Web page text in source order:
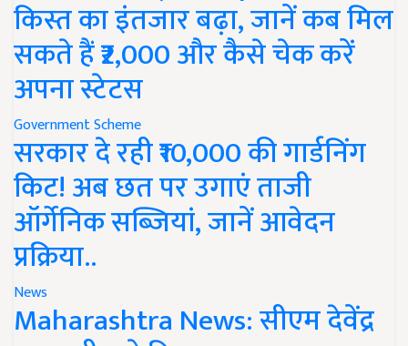
किस्त का इंतजार बढ़ा, जानें कब मिल
सकते हैं ₹2,000 और कैसे चेक करें
अपना स्टेटस
Government Scheme
सरकार दे रही ₹10,000 की गार्डनिंग
किट! अब छत पर उगाएं ताजी
ऑर्गेनिक सब्जियां, जानें आवेदन
प्रक्रिया..
News
Maharashtra News: सीएम देवेंद्र